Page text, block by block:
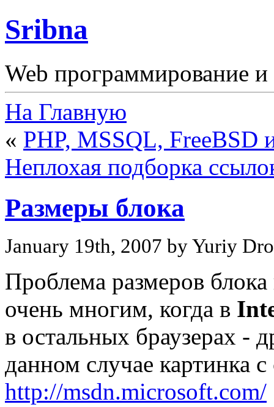
Sribna
Web программирование и
На Главную
« PHP, MSSQL, FreeBSD
Неплохая подборка
Размеры блока
January 19th, 2007 by Yuriy
Проблема размеров
очень многим, когда в
в остальных браузерах -
данном случае картинка с
http://msdn.microsoft.com/